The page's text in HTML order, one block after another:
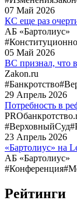
07 Май 2026
КС еще раз
АБ «Бартолиус»
05 Май 2026
ВС признал, что
Zakon.ru
#Банкротство
29 Апрель 2026
Потребность в
#ВерховныйСуд
23 Апрель 2026
«Бартолиус» на
АБ «Бартолиус»
#Конференция
Рейтинги